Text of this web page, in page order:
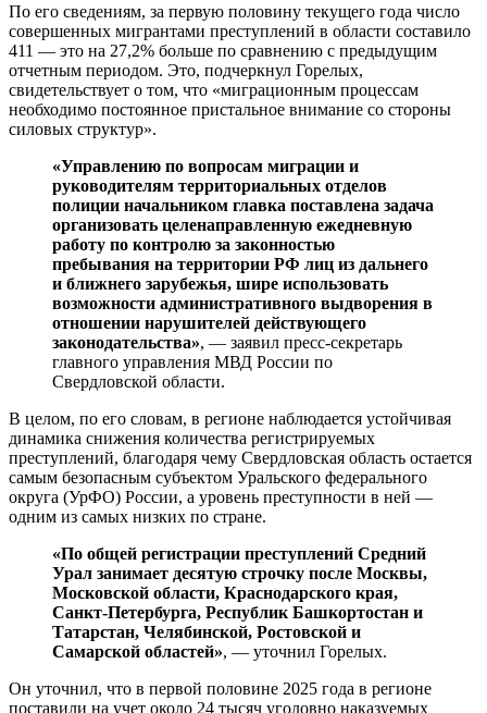
По его сведениям, за первую половину текущего года число
совершенных мигрантами преступлений в области составило
411 — это на 27,2% больше по сравнению с предыдущим
отчетным периодом. Это, подчеркнул Горелых,
свидетельствует о том, что «миграционным процессам
необходимо постоянное пристальное внимание со стороны
силовых структур».
«Управлению по вопросам миграции и
руководителям территориальных отделов
полиции начальником главка поставлена задача
организовать целенаправленную ежедневную
работу по контролю за законностью
пребывания на территории РФ лиц из дальнего
и ближнего зарубежья, шире использовать
возможности административного выдворения в
отношении нарушителей действующего
законодательства», — заявил пресс-секретарь
главного управления МВД России по
Свердловской области.
В целом, по его словам, в регионе наблюдается устойчивая
динамика снижения количества регистрируемых
преступлений, благодаря чему Свердловская область остается
самым безопасным субъектом Уральского федерального
округа (УрФО) России, а уровень преступности в ней —
одним из самых низких по стране.
«По общей регистрации преступлений Средний
Урал занимает десятую строчку после Москвы,
Московской области, Краснодарского края,
Санкт-Петербурга, Республик Башкортостан и
Татарстан, Челябинской, Ростовской и
Самарской областей», — уточнил Горелых.
Он уточнил, что в первой половине 2025 года в регионе
поставили на учет около 24 тысяч уголовно наказуемых